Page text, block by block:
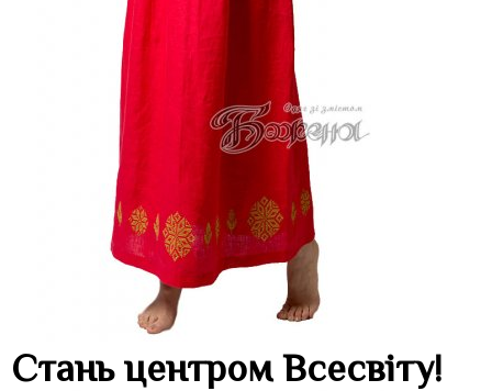
Стань центром Всесвіту!